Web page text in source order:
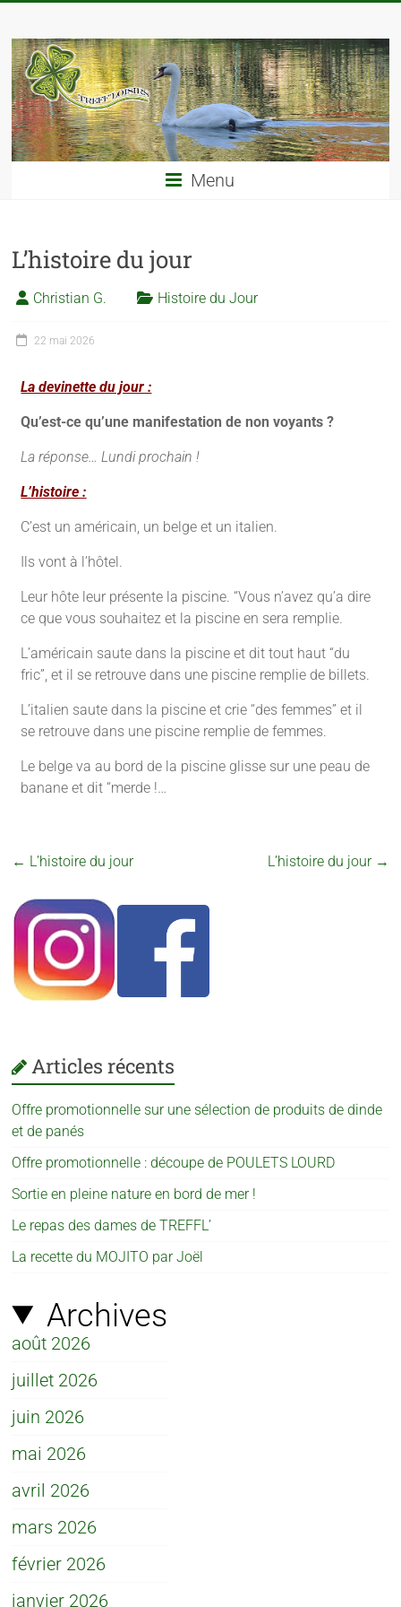
Menu
L’histoire du jour
Christian G. Histoire du Jour
22 mai 2026
La devinette du jour :
Qu’est-ce qu’une manifestation de non voyants ?
La réponse… Lundi prochain !
L’histoire :
C’est un américain, un belge et un italien.
Ils vont à l’hôtel.
Leur hôte leur présente la piscine. “Vous n’avez qu’a dire
ce que vous souhaitez et la piscine en sera remplie.
L’américain saute dans la piscine et dit tout haut “du
fric”, et il se retrouve dans une piscine remplie de billets.
L’italien saute dans la piscine et crie “des femmes” et il
se retrouve dans une piscine remplie de femmes.
Le belge va au bord de la piscine glisse sur une peau de
banane et dit “merde !…
← L’histoire du jour L’histoire du jour →
Articles récents
Offre promotionnelle sur une sélection de produits de dinde
et de panés
Offre promotionnelle : découpe de POULETS LOURD
Sortie en pleine nature en bord de mer !
Le repas des dames de TREFFL’
La recette du MOJITO par Joël
Archives
août 2026
juillet 2026
juin 2026
mai 2026
avril 2026
mars 2026
février 2026
janvier 2026